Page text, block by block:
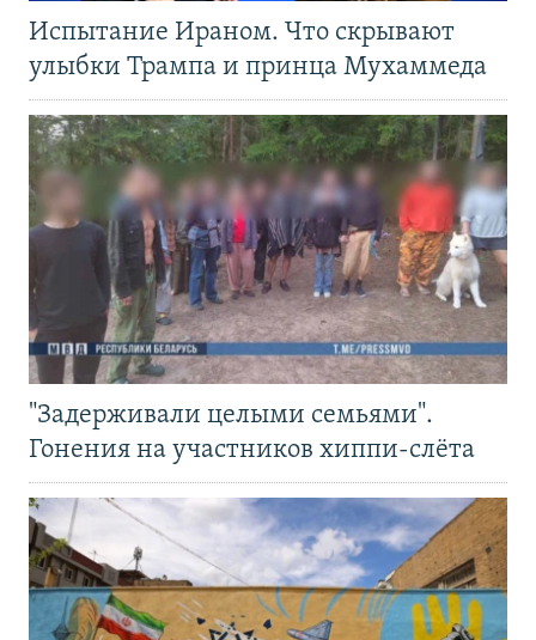
Испытание Ираном. Что скрывают
улыбки Трампа и принца Мухаммеда
"Задерживали целыми семьями".
Гонения на участников хиппи-слёта